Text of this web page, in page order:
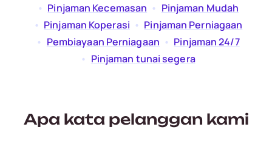
  •
Pinjaman Kecemasan
  •
Pinjaman Mudah
  •
Pinjaman Koperasi
  •
Pinjaman Perniagaan
  •
Pembiayaan Perniagaan
  •
Pinjaman 24/7
  •
Pinjaman tunai segera
Apa kata pelanggan kami